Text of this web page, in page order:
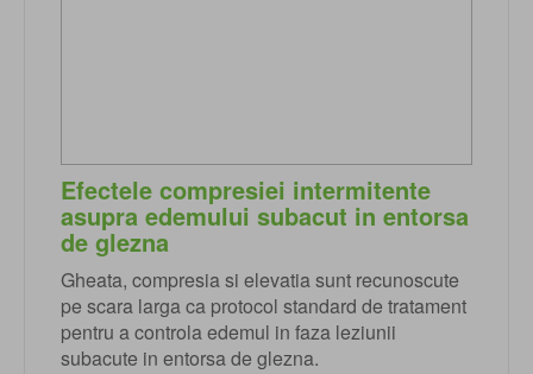
Efectele compresiei intermitente
asupra edemului subacut in entorsa
de glezna
Gheata, compresia si elevatia sunt recunoscute
pe scara larga ca protocol standard de tratament
pentru a controla edemul in faza leziunii
subacute in entorsa de glezna.